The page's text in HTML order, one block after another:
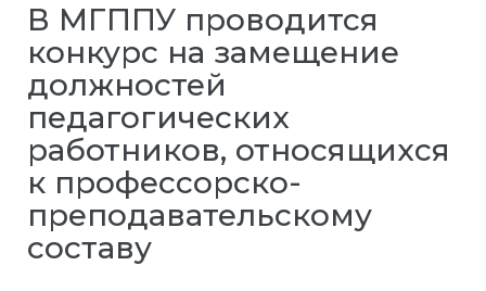
В МГППУ проводится
конкурс на замещение
должностей
педагогических
работников, относящихся
к профессорско-
преподавательскому
составу